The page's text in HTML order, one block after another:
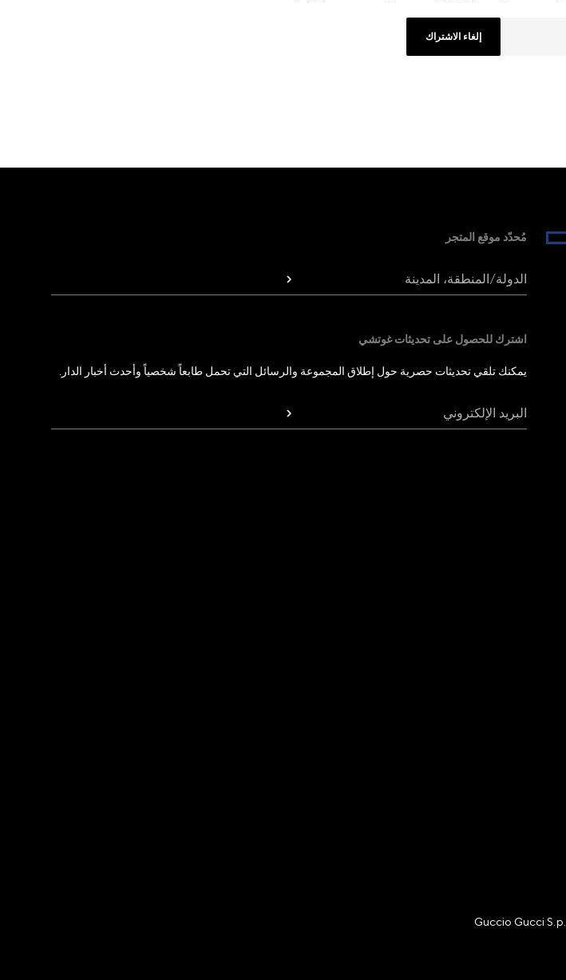
إلغاء الاشتراك
مُحدّد موقع المتجر
الدولة/المنطقة، المدينة
اشترك للحصول على تحديثات غوتشي
يمكنك تلقي تحديثات حصرية حول إطلاق المجموعة والرسائل التي تحمل طابعاً شخصياً وأحدث أخبار الدار.
البريد الإلكتروني